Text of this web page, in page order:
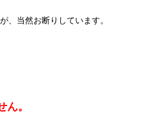
、当然お断りしています。
。